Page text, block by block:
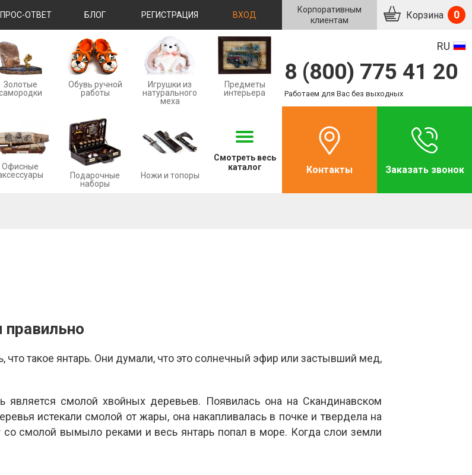
ОТВЕТ БЛОГ РЕГИСТРАЦИЯ ВХОД
Корпоративным
клиентам
Корзина 0
Золотые
Обувь ручной
работы
Игрушки из
натурального
меха
Предметы
интерьера
Офисные
Подарочные
наборы
Ножи и топоры
Смотреть весь
каталог
RU
8 (800) 775 41 20
Работаем для Вас без выходных
Контакты Заказать звонок
что такое янтарь. Они думали, что это солнечный эфир или застывший мед,
является смолой хвойных деревьев. Появилась она на Скандинавском
истекали смолой от жары, она накапливалась в почке и твердела на
смолой вымыло реками и весь янтарь попал в море. Когда слои земли